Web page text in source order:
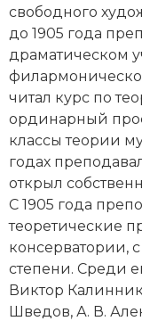
Нумизматика
Общественные
Политическая
Революции и
Религия и
Россия
Северная
свободного
до 1905 года
драматическом
читал курс по
ординарный
классы теории
годах
открыл
С 1905 года
теоретические
консерватории,
степени. Среди
Виктор
Шведов, А. В.